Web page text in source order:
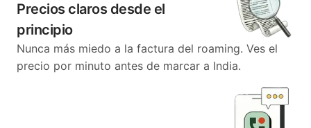
Precios claros desde el
principio
Nunca más miedo a la factura del roaming. Ves el
precio por minuto antes de marcar a India.